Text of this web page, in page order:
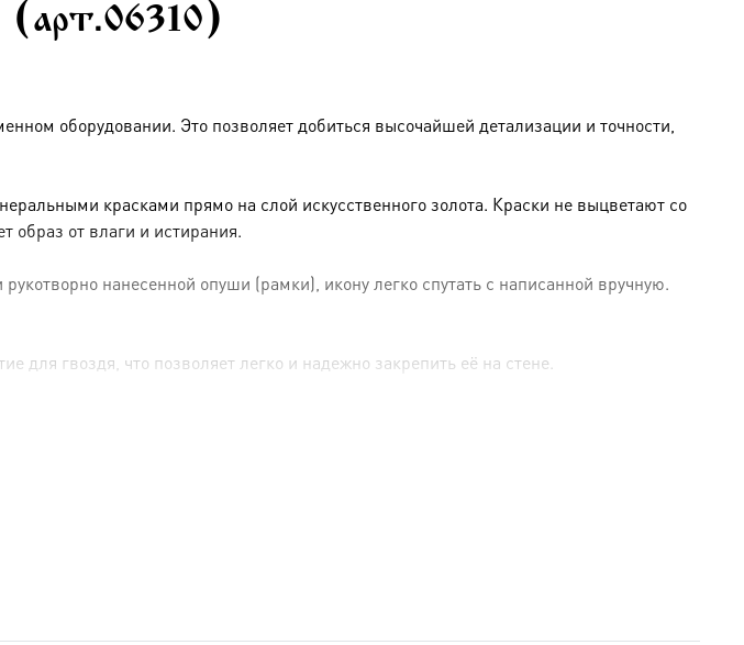
оборудовании. Это позволяет добиться высочайшей детализации и точности,
красками прямо на слой искусственного золота. Краски не выцветают со
образ от влаги и истирания.
нанесенной опуши (рамки), икону легко спутать с написанной вручную.
для гвоздя, что позволяет легко и надежно закрепить её на стене.